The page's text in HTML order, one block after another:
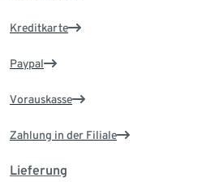
Kreditkarte
Paypal
Vorauskasse
Zahlung in der Filiale
Lieferung